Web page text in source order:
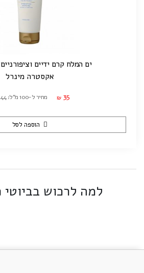
ים המלח קרם ידיים וציפורניים | 180
אקסטרה מינרל
₪ 35 מחיר ל-100 מ"ל: ₪19.44
הוספה לסל
למה לרכוש בביוטי